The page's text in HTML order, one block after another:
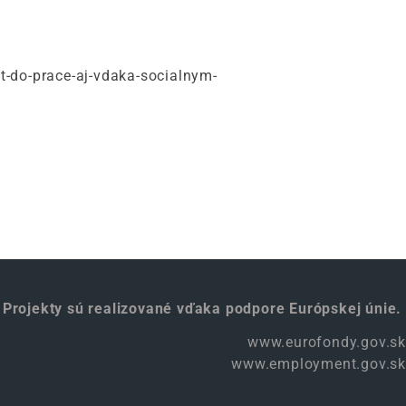
do-prace-aj-vdaka-socialnym-
Projekty sú realizované vďaka podpore Európskej únie.
www.eurofondy.gov.sk
www.employment.gov.sk